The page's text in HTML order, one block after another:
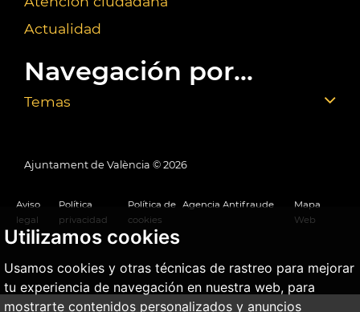
Utilizamos cookies
Usamos cookies y otras técnicas de rastreo para mejorar
tu experiencia de navegación en nuestra web, para
mostrarte contenidos personalizados y anuncios
Actualidad
Navegación por...
Temas
Ajuntament de València © 2026
Aviso
legal
Política
privacidad
Política de
cookies
Agencia Antifraude
Mapa
Web